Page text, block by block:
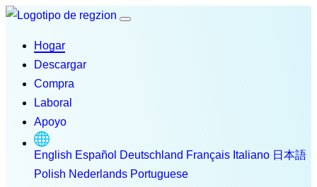
Hogar
Descargar
Compra
Laboral
Apoyo
English Español Deutschland Français Italiano 日本語
Polish Nederlands Portuguese